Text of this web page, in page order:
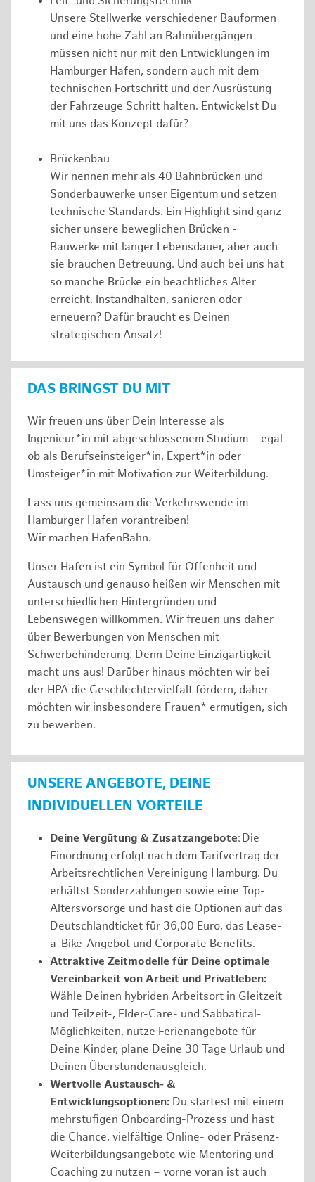
Unsere Stellwerke verschiedener Bauformen
und eine hohe Zahl an Bahnübergängen
müssen nicht nur mit den Entwicklungen im
Hamburger Hafen, sondern auch mit dem
technischen Fortschritt und der Ausrüstung
der Fahrzeuge Schritt halten. Entwickelst Du
mit uns das Konzept dafür?
Brückenbau
Wir nennen mehr als 40 Bahnbrücken und
Sonderbauwerke unser Eigentum und setzen
technische Standards. Ein Highlight sind ganz
sicher unsere beweglichen Brücken -
Bauwerke mit langer Lebensdauer, aber auch
sie brauchen Betreuung. Und auch bei uns hat
so manche Brücke ein beachtliches Alter
erreicht. Instandhalten, sanieren oder
erneuern? Dafür braucht es Deinen
strategischen Ansatz!
DAS BRINGST DU MIT
Wir freuen uns über Dein Interesse als
Ingenieur*in mit abgeschlossenem Studium – egal
ob als Berufseinsteiger*in, Expert*in oder
Umsteiger*in mit Motivation zur Weiterbildung.
Lass uns gemeinsam die Verkehrswende im
Hamburger Hafen vorantreiben!
Wir machen HafenBahn.
Unser Hafen ist ein Symbol für Offenheit und
Austausch und genauso heißen wir Menschen mit
unterschiedlichen Hintergründen und
Lebenswegen willkommen. Wir freuen uns daher
über Bewerbungen von Menschen mit
Schwerbehinderung. Denn Deine Einzigartigkeit
macht uns aus! Darüber hinaus möchten wir bei
der HPA die Geschlechtervielfalt fördern, daher
möchten wir insbesondere Frauen* ermutigen, sich
zu bewerben.
UNSERE ANGEBOTE, DEINE
INDIVIDUELLEN VORTEILE
Deine Vergütung & Zusatzangebote: Die
Einordnung erfolgt nach dem Tarifvertrag der
Arbeitsrechtlichen Vereinigung Hamburg. Du
erhältst Sonderzahlungen sowie eine Top-
Altersvorsorge und hast die Optionen auf das
Deutschlandticket für 36,00 Euro, das Lease-
a-Bike-Angebot und Corporate Benefits.
Attraktive Zeitmodelle für Deine optimale
Vereinbarkeit von Arbeit und Privatleben:
Wähle Deinen hybriden Arbeitsort in Gleitzeit
und Teilzeit-, Elder-Care- und Sabbatical-
Möglichkeiten, nutze Ferienangebote für
Deine Kinder, plane Deine 30 Tage Urlaub und
Deinen Überstundenausgleich.
Wertvolle Austausch- &
Entwicklungsoptionen: Du startest mit einem
mehrstufigen Onboarding-Prozess und hast
die Chance, vielfältige Online- oder Präsenz-
Weiterbildungsangebote wie Mentoring und
Coaching zu nutzen – vorne voran ist auch